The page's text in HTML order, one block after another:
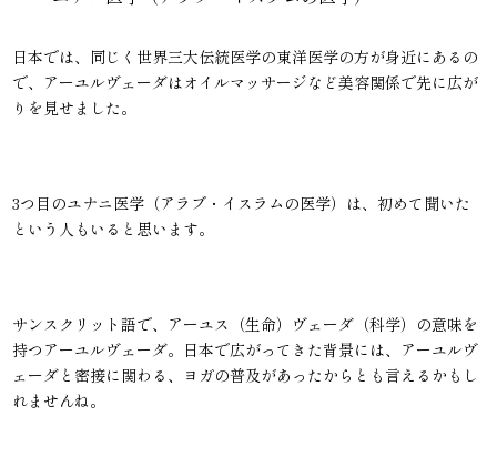
日本では、同じく世界三大伝統医学の東洋医学の方が身近にあるの
で、アーユルヴェーダはオイルマッサージなど美容関係で先に広が
りを見せました。
3つ目のユナニ医学（アラブ・イスラムの医学）は、初めて聞いた
という人もいると思います。
サンスクリット語で、アーユス（生命）ヴェーダ（科学）の意味を
持つアーユルヴェーダ。日本で広がってきた背景には、アーユルヴ
ェーダと密接に関わる、ヨガの普及があったからとも言えるかもし
れませんね。